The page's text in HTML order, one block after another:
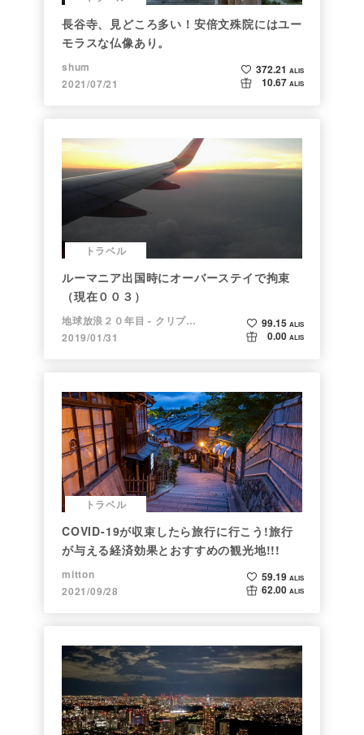
長谷寺、見どころ多い！安倍文殊院にはユー
モラスな仏像あり。
shum
2021/07/21
372.21 ALIS
10.67 ALIS
トラベル
ルーマニア出国時にオーバーステイで拘束
（現在００３）
地球放浪２０年目 - クリプトラベラー
2019/01/31
99.15 ALIS
0.00 ALIS
トラベル
COVID-19が収束したら旅行に行こう!旅行
が与える経済効果とおすすめの観光地!!!
mitton
2021/09/28
59.19 ALIS
62.00 ALIS